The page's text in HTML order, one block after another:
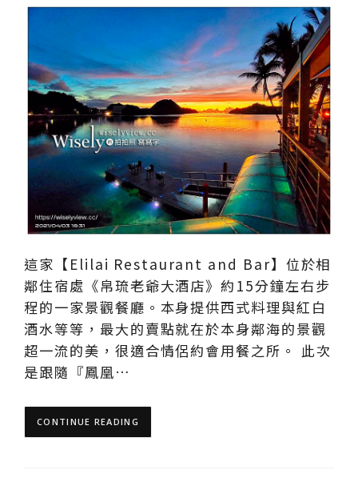
這家【Elilai Restaurant and Bar】位於相
鄰住宿處《帛琉老爺大酒店》約15分鐘左右步
程的一家景觀餐廳。本身提供西式料理與紅白
酒水等等，最大的賣點就在於本身鄰海的景觀
超一流的美，很適合情侶約會用餐之所。 此次
是跟隨『鳳凰…
CONTINUE READING